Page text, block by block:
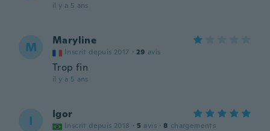
il y a 5 ans
M Maryline
Inscrit depuis 2017 · 29 avis
Trop fin
il y a 5 ans
I Igor
Inscrit depuis 2018 · 5 avis · 8 chargements